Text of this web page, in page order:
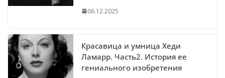
06.12.2025
Красавица и умница Хеди
Ламарр. Часть2. История ее
гениального изобретения